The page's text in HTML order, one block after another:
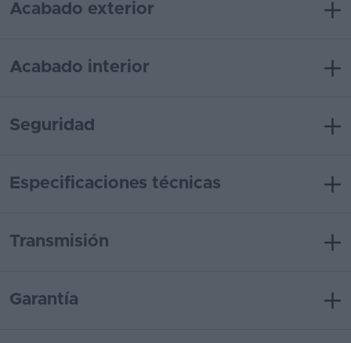
Acabado exterior
Acabado interior
Seguridad
Especificaciones técnicas
Transmisión
Garantía